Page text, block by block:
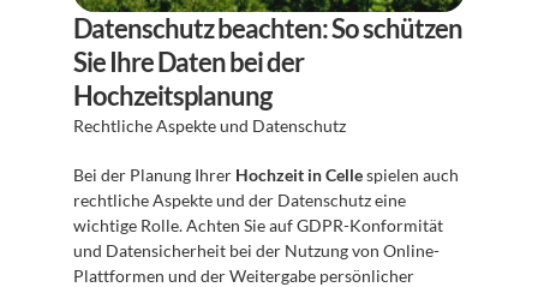
Datenschutz beachten: So schützen
Sie Ihre Daten bei der
Hochzeitsplanung
Rechtliche Aspekte und Datenschutz
Bei der Planung Ihrer Hochzeit in Celle spielen auch
rechtliche Aspekte und der Datenschutz eine
wichtige Rolle. Achten Sie auf GDPR-Konformität
und Datensicherheit bei der Nutzung von Online-
Plattformen und der Weitergabe persönlicher